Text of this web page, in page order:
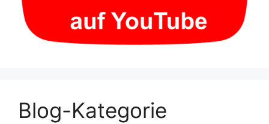
Blog-Kategorie